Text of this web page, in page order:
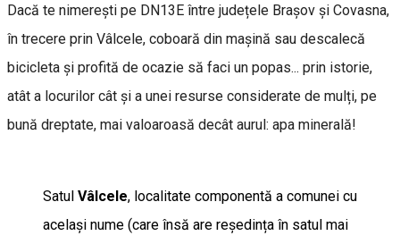
Dacă te nimerești pe DN13E între județele Brașov și Covasna,
în trecere prin Vâlcele, coboară din mașină sau descalecă
bicicleta și profită de ocazie să faci un popas... prin istorie,
atât a locurilor cât și a unei resurse considerate de mulți, pe
bună dreptate, mai valoaroasă decât aurul: apa minerală!
Satul Vâlcele, localitate componentă a comunei cu
același nume (care însă are reședința în satul mai